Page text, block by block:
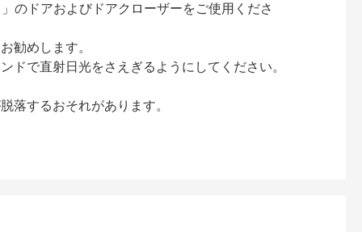
のドアおよびドアクローザーをご使用くださ
勧めします。
で直射日光をさえぎるようにしてください。
落するおそれがあります。